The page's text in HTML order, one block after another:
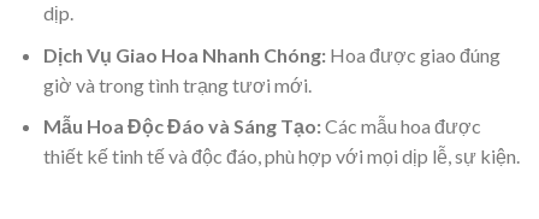
dịp.
Dịch Vụ Giao Hoa Nhanh Chóng:Hoa được giao đúng
giờ và trong tình trạng tươi mới.
Mẫu Hoa Độc Đáo và Sáng Tạo:Các mẫu hoa được
thiết kế tinh tế và độc đáo, phù hợp với mọi dịp lễ, sự kiện.